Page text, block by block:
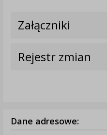
Załączniki
Rejestr zmian
Dane adresowe: